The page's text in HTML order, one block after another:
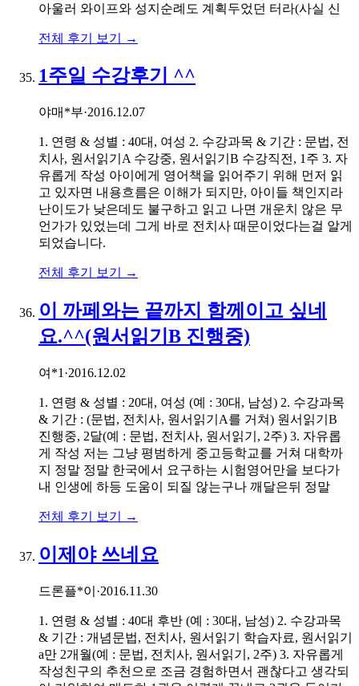
아울러 와이프와 성지순례도 계획두었던 터라(사실 신
전체 후기 보기 →
1주일 수강후기 ^^
야매*부·2016.12.07
1. 연령 & 성별 : 40대, 여성 2. 수강과목 & 기간 : 문법, 전
치사, 원서읽기A 수강중, 원서읽기B 수강직전, 1주 3. 자
유롭게 작성 아이에게 영어책을 읽어주기 위해 먼저 읽
고 있자면 내용흐름은 이해가 되지만, 아이들 책인지라
난이도가 낮은데도 불구하고 읽고 나면 개운치 않은 무
언가가 있었는데 그게 바로 전치사 때문이었다는걸 알게
되었습니다.
전체 후기 보기 →
이 까페와는 끝까지 함께이고 싶네
요.^^(원서읽기B 진행중)
여*1 ·2016.12.02
1. 연령 & 성별 : 20대, 여성 (예 : 30대, 남성) 2. 수강과목
& 기간 : (문법, 전치사, 원서읽기A를 거쳐) 원서읽기B
진행중, 2달(예 : 문법, 전치사, 원서읽기, 2주) 3. 자유롭
게 작성 저는 그냥 평범하게 중고등학교를 거쳐 대학까
지 정말 정말 한국에서 요구하는 시험영어만을 보다가
내 인생에 하등 도움이 되질 않는구나 깨달은뒤 정말
전체 후기 보기 →
이제야 쓰네요
드론플*이 ·2016.11.30
1. 연령 & 성별 : 40대 후반 (예 : 30대, 남성) 2. 수강과목
& 기간 : 개념문법, 전치사, 원서읽기 학습자료, 원서읽기
a만 2개월(예 : 문법, 전치사, 원서읽기, 2주) 3. 자유롭게
작성친구의 추천으로 조금 경험하면서 괜찮다고 생각되